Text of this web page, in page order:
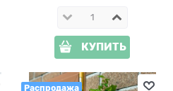
КУПИТЬ
Распродажа